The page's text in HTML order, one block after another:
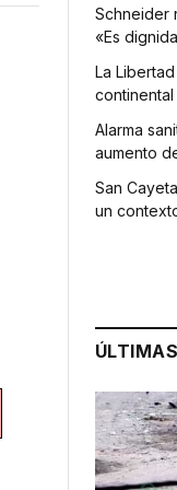
Schneider
«Es
La
Alarma
aumento
San
un